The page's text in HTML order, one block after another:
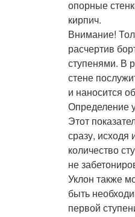
опорные
кирпич.
Внимание!
расчертив
ступенями. В
стене
и наносится
Определение
Этот
сразу,
количество
не
Уклон также
быть
первой